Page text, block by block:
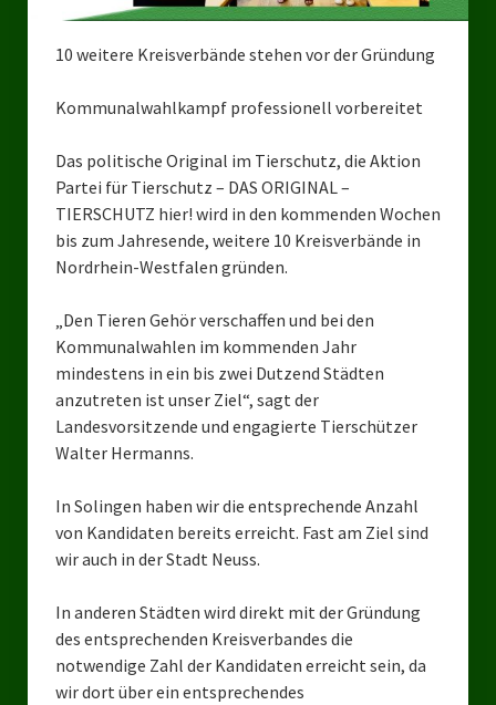
Kreisverband Solingen
Kreisverband Duisburg
Kreisverband Gelsenkirchen
Kreisverband Oberhausen
Landesverbände
Landesverband Nordrhein-Westfalen
Landesverband Thüringen
Landesverband Schleswig-Holstein
Landesverband Mecklenburg-Vorpommern
10 weitere Kreisverbände stehen vor der Gründung
Kommunalwahlkampf professionell vorbereitet
Das politische Original im Tierschutz, die Aktion
Partei für Tierschutz – DAS ORIGINAL –
TIERSCHUTZ hier! wird in den kommenden Wochen
bis zum Jahresende, weitere 10 Kreisverbände in
Nordrhein-Westfalen gründen.
„Den Tieren Gehör verschaffen und bei den
Kommunalwahlen im kommenden Jahr
mindestens in ein bis zwei Dutzend Städten
anzutreten ist unser Ziel“, sagt der
Landesvorsitzende und engagierte Tierschützer
Walter Hermanns.
In Solingen haben wir die entsprechende Anzahl
von Kandidaten bereits erreicht. Fast am Ziel sind
wir auch in der Stadt Neuss.
In anderen Städten wird direkt mit der Gründung
des entsprechenden Kreisverbandes die
notwendige Zahl der Kandidaten erreicht sein, da
wir dort über ein entsprechendes